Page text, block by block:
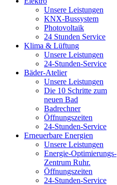
Unsere Leistungen
KNX-Bussystem
Photovoltaik
24 Stunden Service
Klima & Lüftung
Unsere Leistungen
24-Stunden-Service
Bäder-Atelier
Unsere Leistungen
Die 10 Schritte zum
neuen Bad
Badrechner
Öffnungszeiten
24-Stunden-Service
Erneuerbare Energien
Unsere Leistungen
Energie-Optimierungs-
Zentrum Ruhr.
Öffnungszeiten
24-Stunden-Service